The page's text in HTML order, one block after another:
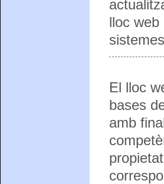
lloc
El lloc
bases
amb